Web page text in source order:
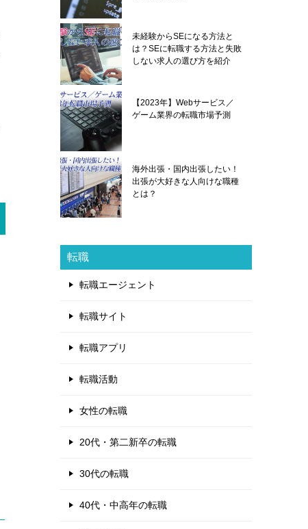
未経験からSEになる方法と
は？SEに転職する方法と失敗
しない求人の選び方を紹介
【2023年】Webサービス／
ゲーム業界の転職市場予測
海外出張・国内出張したい！
出張が大好きな人向けな職種
とは？
転職
転職エージェント
転職サイト
転職アプリ
転職活動
女性の転職
20代・第二新卒の転職
30代の転職
40代・中高年の転職